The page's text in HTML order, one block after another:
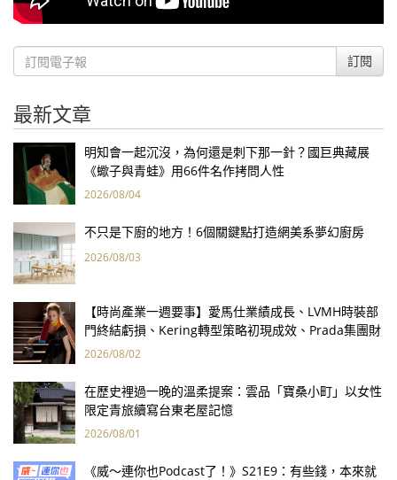
訂閱
最新文章
明知會一起沉沒，為何還是刺下那一針？國巨典藏展
《蠍子與青蛙》用66件名作拷問人性
2026/08/04
不只是下廚的地方！6個關鍵點打造網美系夢幻廚房
2026/08/03
【時尚產業一週要事】愛馬仕業績成長、LVMH時裝部
門終結虧損、Kering轉型策略初現成效、Prada集團財
報亮眼
2026/08/02
在歷史裡過一晚的溫柔提案：雲品「寶桑小町」以女性
限定青旅續寫台東老屋記憶
2026/08/01
《威～連你也Podcast了！》S21E9：有些錢，本來就